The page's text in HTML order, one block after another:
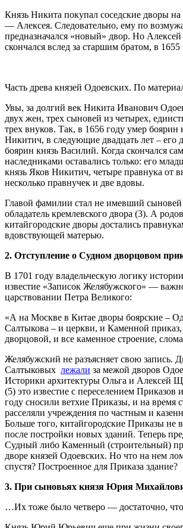
Князь Никита покупал соседские дворы на
— Алексея. Следовательно, ему по
предназначался «новый» двор. Но
скончался вслед за старшим братом, в 1655
Часть древа князей Одоевских. По
Увы, за долгий век Никита Иванович
двух жен, трех сыновей из четырех,
трех внуков. Так, в 1656 году умер боярин
Никитич, в следующие двадцать лет – его
боярин князь Василий. Когда скончался
наследниками оставались только: его
князь Яков Никитич, четыре правнука от
несколько правнучек и две вдовы.
Главой фамилии стал не имевший
обладатель кремлевского двора (3). А
китайгородские дворы достались
вдовствующей матерью.
2. Отступление о Судном дворцовом
В 1701 году владельческую логику
известие «Записок Желябужского» —
царствовании Петра Великого:
«А на Москве в Китае дворы боярские –
Салтыкова – и церкви, и Каменной
дворцовой, и все каменное строение,
Желябужский не разъясняет свою запись.
Салтыковых лежали за межой дворов
Историки архитектуры Ольга и Алексей
(5) это известие с переселением Приказов
году сносили ветхие Приказы, и на время
расселяли учреждения по частным и
Больше того, китайгородские Приказы не
после постройки новых зданий. Теперь
Судный либо Каменный (строительный)
дворе князей Одоевских. Но что на нем
спустя? Построенное для Приказа здание?
3. При сыновьях князя Юрия
…Их тоже было четверо — достаточно,